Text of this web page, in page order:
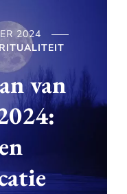
2024
van